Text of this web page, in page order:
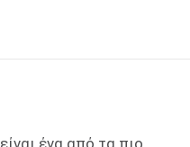
είναι ένα από τα πιο